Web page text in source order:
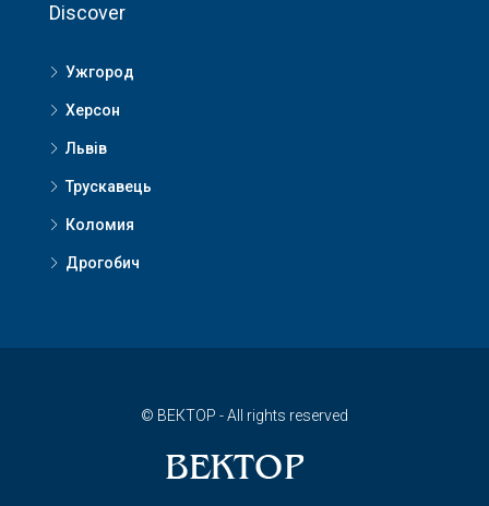
Discover
Ужгород
Херсон
Львів
Трускавець
Коломия
Дрогобич
© ВЕКТОР - All rights reserved